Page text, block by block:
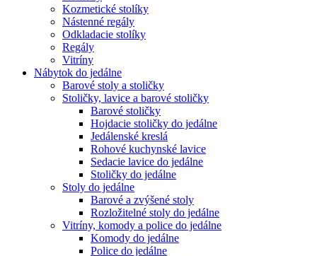
Kozmetické stolíky
Nástenné regály
Odkladacie stolíky
Regály
Vitríny
Nábytok do jedálne
Barové stoly a stoličky
Stoličky, lavice a barové stoličky
Barové stoličky
Hojdacie stoličky do jedálne
Jedálenské kreslá
Rohové kuchynské lavice
Sedacie lavice do jedálne
Stoličky do jedálne
Stoly do jedálne
Barové a zvýšené stoly
Rozložitelné stoly do jedálne
Vitríny, komody a police do jedálne
Komody do jedálne
Police do jedálne